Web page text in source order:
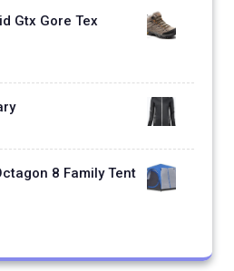
Gtx Gore Tex
8 Family Tent